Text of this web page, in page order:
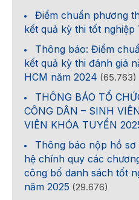
Điểm chuẩn phương
kết quả kỳ thi tốt nghiệp
Thông báo: Điểm
kết quả kỳ thi đánh giá
HCM năm 2024 (65.763)
THÔNG BÁO TỔ
CÔNG DÂN – SINH
VIÊN KHÓA TUYỂN
Thông báo nộp hồ
hệ chính quy các
công bố danh sách tốt
năm 2025 (29.676)